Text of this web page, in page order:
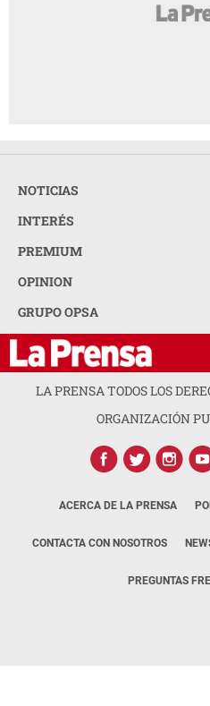
NOTICIAS
INTERÉS
PREMIUM
OPINION
GRUPO OPSA
LA PRENSA TODOS LOS
ORGANIZACIÓN
ACERCA DE LA PRENSA
CONTACTA CON NOSOTROS
PREGUNTAS